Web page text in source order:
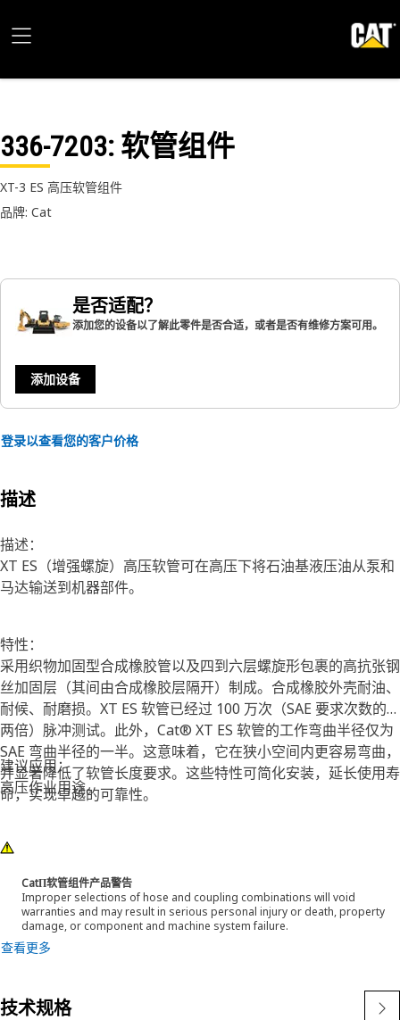
336-7203: 软管组件
XT-3 ES 高压软管组件
品牌: Cat
是否适配？
添加您的设备以了解此零件是否合适，或者是否有维修方案可用。
添加设备
登录以查看您的客户价格
描述
描述：
XT ES（增强螺旋）高压软管可在高压下将石油基液压油从泵和
马达输送到机器部件。
特性：
采用织物加固型合成橡胶管以及四到六层螺旋形包裹的高抗张钢
丝加固层（其间由合成橡胶层隔开）制成。合成橡胶外壳耐油、
耐候、耐磨损。XT ES 软管已经过 100 万次（SAE 要求次数的
两倍）脉冲测试。此外，Cat® XT ES 软管的工作弯曲半径仅为
SAE 弯曲半径的一半。这意味着，它在狭小空间内更容易弯曲，
并显著降低了软管长度要求。这些特性可简化安装，延长使用寿
命，实现卓越的可靠性。
建议应用：
高压作业用途。
CatΠ软管组件产品警告
Improper selections of hose and coupling combinations will void
warranties and may result in serious personal injury or death, property
damage, or component and machine system failure.
查看更多
技术规格